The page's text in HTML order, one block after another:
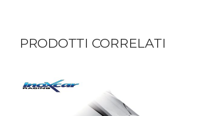
PRODOTTI CORRELATI